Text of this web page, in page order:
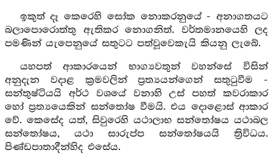
ඉකුත් දෑ කෙරෙහි සෝක නොකරනුයේ - අනාගතයට
බලාපොරොත්තු ඇතිකර නොගනිත්. වර්තමානයෙහි ලද
පමණින් යැපෙනුයේ සතුටට පත්වූවෙකැයි කියනු ලැබේ.
යහපත් ආකාරයෙන් භාග්‍යවතුන් වහන්සේ විසින්
අනුදැන වදාළ ක්‍රමවලින් ප්‍රත්‍යයන්ගෙන් සතුටුවීම -
සන්තුෂ්ටියයි අර්ථ වශයේ වනාහි උස් පහත් කවරාකාර
හෝ ප්‍රත්‍යයෙකින් සන්තෝෂ වීමයි. එය දොළොස් ආකාර
වේ. කෙසේද යත්, සිවුරෙහි යථාලාභ සන්තෝෂය යථාබල
සන්තෝෂය, යථා සාරුප්ප සන්තෝෂයයි ත්‍රිවිධය.
පිණ්ඩපාතාදීන්හිද එසේය.